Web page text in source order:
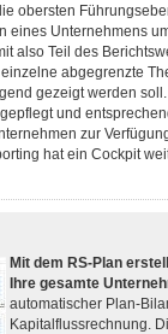
obersten
eines Unternehmens
also Teil des
abgegrenzte
gezeigt werden
und
zur
hat ein Cockpit
Mit dem RS-Plan
Ihre gesamte
automatischer Plan-
Kapitalflussrechnung.